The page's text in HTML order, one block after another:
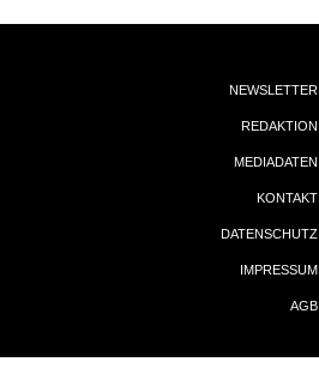
NEWSLETTER
REDAKTION
MEDIADATEN
KONTAKT
DATENSCHUTZ
IMPRESSUM
AGB